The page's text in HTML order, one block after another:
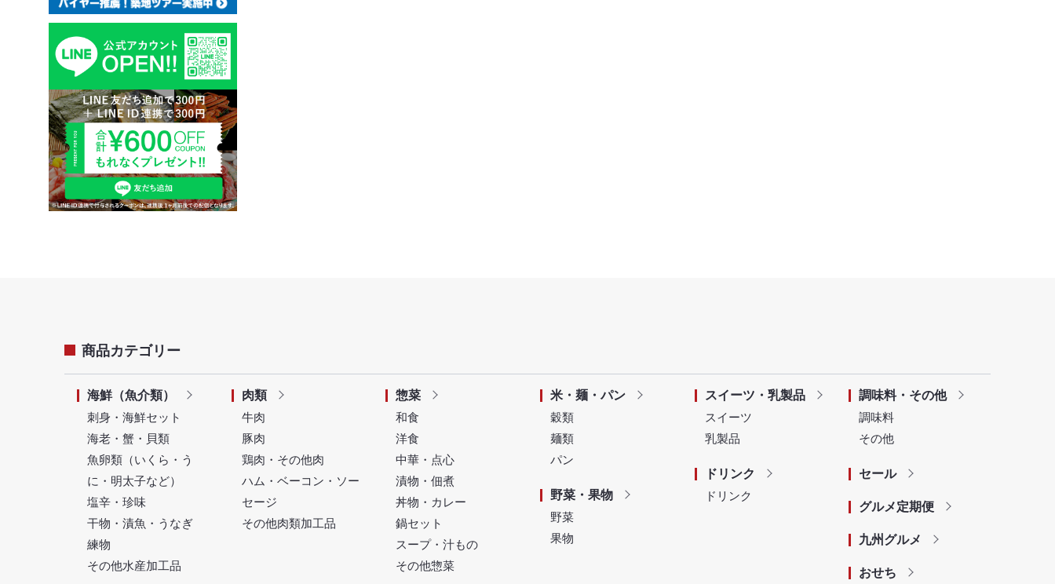
商品カテゴリー
海鮮（魚介類）
刺身・海鮮セット
海老・蟹・貝類
魚卵類（いくら・う
に・明太子など）
塩辛・珍味
干物・漬魚・うなぎ
練物
その他水産加工品
肉類
牛肉
豚肉
鶏肉・その他肉
ハム・ベーコン・ソー
セージ
その他肉類加工品
惣菜
和食
洋食
中華・点心
漬物・佃煮
丼物・カレー
鍋セット
スープ・汁もの
その他惣菜
米・麺・パン
穀類
麺類
パン
野菜・果物
野菜
果物
スイーツ・乳製品
スイーツ
乳製品
ドリンク
ドリンク
調味料・その他
調味料
その他
セール
グルメ定期便
九州グルメ
おせち